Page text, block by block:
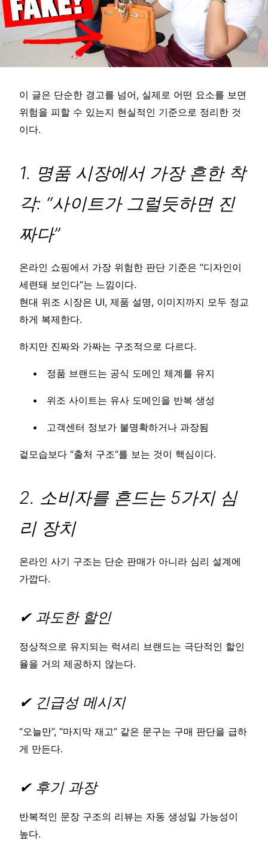
이 글은 단순한 경고를 넘어, 실제로 어떤 요소를 보면
위험을 피할 수 있는지 현실적인 기준으로 정리한 것
이다.
1. 명품 시장에서 가장 흔한 착
각: “사이트가 그럴듯하면 진
짜다”
온라인 쇼핑에서 가장 위험한 판단 기준은 “디자인이
세련돼 보인다”는 느낌이다.
현대 위조 시장은 UI, 제품 설명, 이미지까지 모두 정교
하게 복제한다.
하지만 진짜와 가짜는 구조적으로 다르다.
정품 브랜드는 공식 도메인 체계를 유지
위조 사이트는 유사 도메인을 반복 생성
고객센터 정보가 불명확하거나 과장됨
겉모습보다 “출처 구조”를 보는 것이 핵심이다.
2. 소비자를 흔드는 5가지 심
리 장치
온라인 사기 구조는 단순 판매가 아니라 심리 설계에
가깝다.
✔ 과도한 할인
정상적으로 유지되는 럭셔리 브랜드는 극단적인 할인
율을 거의 제공하지 않는다.
✔ 긴급성 메시지
“오늘만”, “마지막 재고” 같은 문구는 구매 판단을 급하
게 만든다.
✔ 후기 과장
반복적인 문장 구조의 리뷰는 자동 생성일 가능성이
높다.